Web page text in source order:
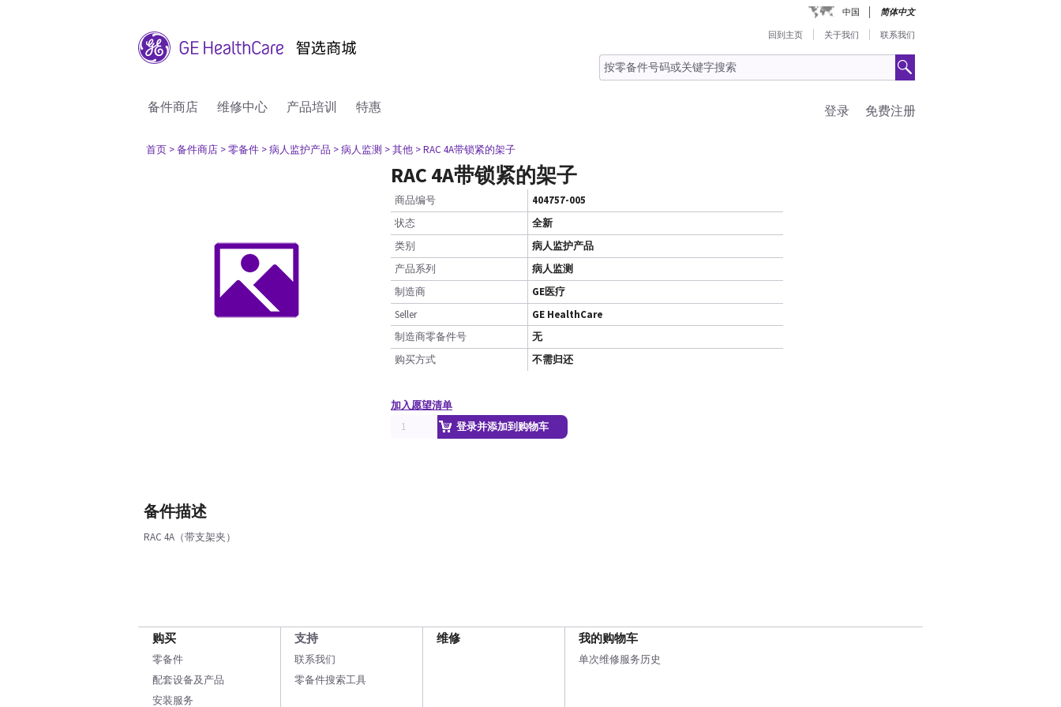
中国 简体中文
回到主页 关于我们 联系我们
备件商店 维修中心 产品培训 特惠 免费注册
登录
首页 > 备件商店 > 零备件 > 病人监护产品 > 病人监测 > 其他 > RAC 4A带锁紧的架子
RAC 4A带锁紧的架子
商品编号
404757-005
状态
全新
类别
病人监护产品
产品系列
病人监测
制造商
GE医疗
Seller
GE HealthCare
制造商零备件号
无
购买方式
不需归还
加入愿望清单
登录并添加到购物车
备件描述
RAC 4A（带支架夹）
购买
零备件
配套设备及产品
安装服务
支持
联系我们
零备件搜索工具
维修 我的购物车
单次维修服务历史